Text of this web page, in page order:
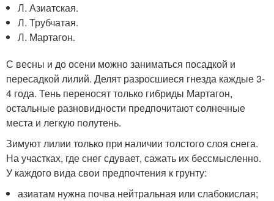
Л. Азиатская.
Л. Трубчатая.
Л. Мартагон.
С весны и до осени можно заниматься посадкой и
пересадкой лилий. Делят разросшиеся гнезда каждые 3-
4 года. Тень переносят только гибриды Мартагон,
остальные разновидности предпочитают солнечные
места и легкую полутень.
Зимуют лилии только при наличии толстого слоя снега.
На участках, где снег сдувает, сажать их бессмысленно.
У каждого вида свои предпочтения к грунту:
азиатам нужна почва нейтральная или слабокислая;